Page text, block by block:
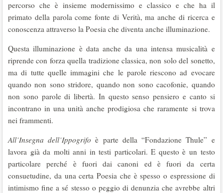
percorso che è insieme modernissimo e classico e che ha il
primato della parola come fonte di Verità, ma anche di ricerca e
conoscenza attraverso la Poesia che diventa anche illuminazione.
Questa illuminazione è data anche da una intensa musicalità e
riprende con forza quella tradizione classica, non solo del sonetto,
ma di tutte quelle immagini che le parole riescono ad evocare
quando non sono stridore, quando non sono cacofonie, quando
non sono parole di libertà. In questo senso pensiero e canto si
incontrano in una unità anche prodigiosa che raramente si trova
nei frammenti.
All’Insegna dell’Ippogrifo è parte della “Fondazione Thule” e
lavora già da molti anni in testi particolari. E questo è un testo
particolare perché è fuori dai canoni ed è fuori da certa
consuetudine, da una certa Poesia che è spesso o espressione di
intimismo fine a sé stesso o peggio di denunzia che avrebbe altri